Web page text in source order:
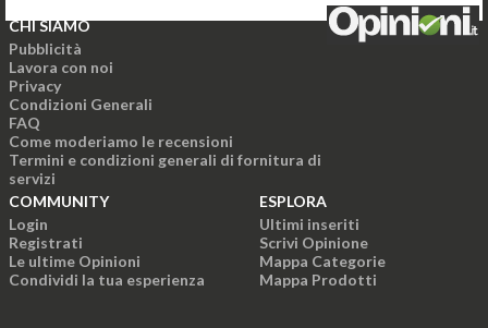
CHI SIAMO
Pubblicità
Lavora con noi
Privacy
Condizioni Generali
FAQ
Come moderiamo le recensioni
Termini e condizioni generali di fornitura di
servizi
COMMUNITY
Login
Registrati
Le ultime Opinioni
Condividi la tua esperienza
ESPLORA
Ultimi inseriti
Scrivi Opinione
Mappa Categorie
Mappa Prodotti